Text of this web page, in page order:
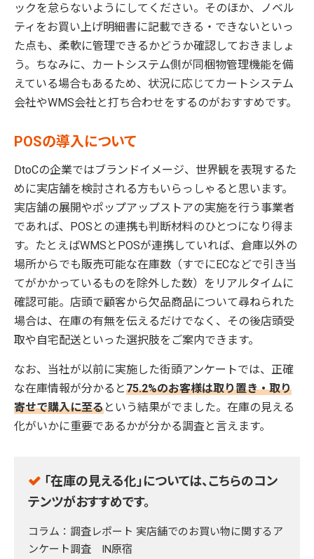
ックを怠らないようにしてください。そのほか、ノベル
ティをお買い上げ明細書に記載できる・できないといっ
た点も、柔軟に管理できるかどうか確認しておきましょ
う。ちなみに、カートシステム側が同梱物管理機能を備
えている場合もあるため、状況に応じてカートシステム
会社やWMS会社と打ち合わせをするのがおすすめです。
POSの導入について
DtoCの企業ではブランドイメージ、世界観を表現するた
めに実店舗を検討される方もいらっしゃると思います。
実店舗の展開やポップアップストアの実施を行う事業者
であれば、POSとの連携も判断材料のひとつになり得ま
す。たとえばWMSとPOSが連携していれば、倉庫以外の
場所からでも販売可能な在庫数（すでにECなどで引き当
てがかかっているものを除外した数）をリアルタイムに
確認可能。店頭で顧客から欠品商品について尋ねられた
場合は、在庫の有無を伝えるだけでなく、その後店頭受
取や自宅配送といった選択肢をご案内できます。
なお、当社が以前に実施した街頭アンケートでは、正確
な在庫情報が分かると75.2%のお客様は取り置き・取り
寄せで購入に至るという結果がでました。在庫の見える
化がいかに重要であるかが分かる調査と言えます。
「在庫の見える化」については、こちらのコン
テンツがおすすめです。
コラム：調査レポート 実店舗でのお買い物に関するア
ンケート調査 IN原宿